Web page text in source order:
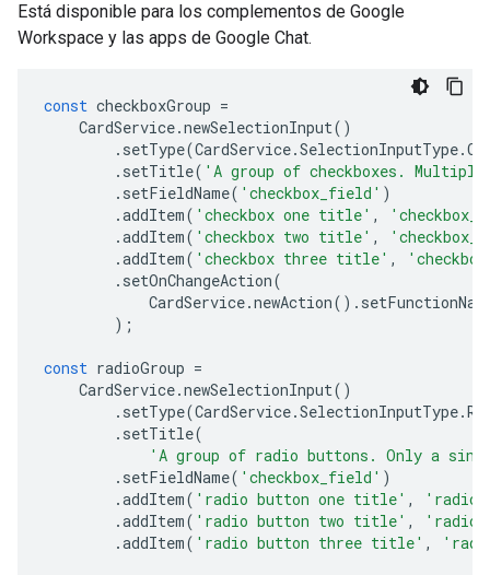
Está disponible para los complementos de Google
Workspace y las apps de Google Chat.
const checkboxGroup =
CardService.newSelectionInput()
. setType(CardService.SelectionInputType.
. setTitle( 'A group of checkboxes.
. setFieldName( 'checkbox_field' )
.addItem( 'checkbox one title' ,
.addItem( 'checkbox two title' ,
.addItem( 'checkbox three title' ,
. setOnChangeAction(
CardService.newAction().
);
const radioGroup =
CardService.newSelectionInput()
. setType(CardService.SelectionInputType.
. setTitle(
'A group of radio buttons. Only a
. setFieldName( 'checkbox_field' )
.addItem( 'radio button one title' ,
.addItem( 'radio button two title' ,
.addItem( 'radio button three title' ,